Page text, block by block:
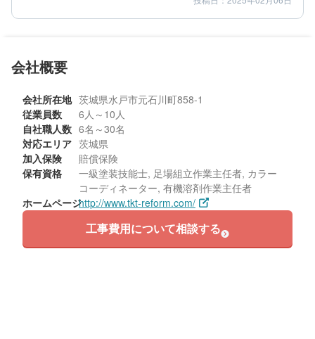
価格のめんでも、外壁対応年数により、金額違ってきますので最
初は12〜15年で決めていたのですが18年〜20年でも差額が174.90
そしたらハンパの74900円お値引きします、と言ってくださった
のでとても満足しました!
す。
金額感 4
担当者 5
エリア：茨城県水戸市
築年数：30年
会社概要
会社所在地 茨城県水戸市元石川町858-1
従業員数
6人～10人
自社職人数 6名～30名
対応エリア 茨城県
加入保険
賠償保険
保有資格
一級塗装技能士, 足場組立作業主任者, カラー
コーディネーター, 有機溶剤作業主任者
ホームページhttp://www.tkt-reform.com/
工事費用について相談する